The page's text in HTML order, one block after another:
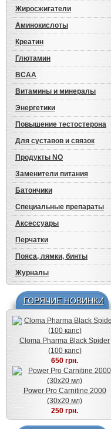
Жиросжигатели
Аминокислоты
Креатин
Глютамин
BCAA
Витамины и минералы
Энергетики
Повышение тестостерона
Для суставов и связок
Продукты NO
Заменители питания
Батончики
Специальные препараты
Аксессуары
Перчатки
Пояса, лямки, бинты
Журналы
ГОРЯЧИЕ НОВИНКИ
Cloma Pharma Black Spider
(100 капс)
650 грн.
Power Pro Carnitine 2000
(30x20 мл)
250 грн.